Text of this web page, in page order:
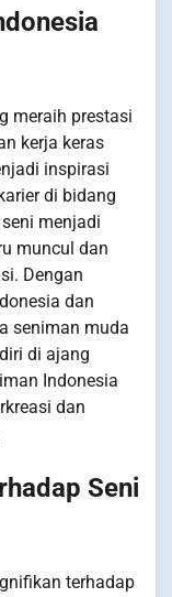
meraih prestasi
kerja keras
inspirasi
di bidang
menjadi
muncul dan
Dengan
dan
seniman muda
di ajang
Indonesia
dan
Seni
terhadap